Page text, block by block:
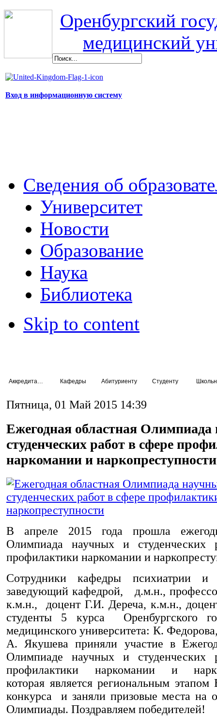
Оренбургский
медицинский
Вход в информационную систему
Сведения об
Университет
Новости
Образование
Наука
Библиотека
Skip to content
Кафедры Абитуриенту Студенту
Пятница, 01 Май 2015 14:39
Ежегодная областная
студенческих работ в сфере
наркомании и наркопреступности
В апреле 2015 года прошла
Олимпиада научных и студенческих
профилактики наркомании и
Сотрудники кафедры психиатрии
заведующий кафедрой, д.м.н.,
к.м.н., доцент Г.И. Дереча, к.м.н.,
студенты 5 курса Оренбургского
медицинского университета: К.
А. Якушева приняли участие в
Олимпиаде научных и студенческих
профилактики наркомании и
которая является региональным этапом
конкурса и заняли призовые места на
Олимпиады. Поздравляем победителей!